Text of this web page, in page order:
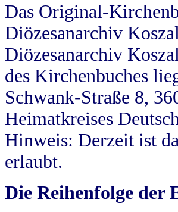
Das Original-
Diözesanarchiv
Diözesanarchiv
des Kirchenbuches
Schwank-Straße 8,
Heimatkreises
Hinweis: Derzeit ist
erlaubt.
Die Reihenfolge der